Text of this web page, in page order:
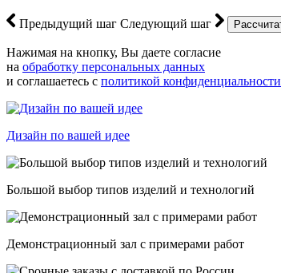
Предыдущий шаг Следующий шаг
Нажимая на кнопку, Вы даете согласие
на обработку персональных данных
и соглашаетесь с политикой конфиденциальности
Дизайн по вашей идее
Большой выбор типов изделий и технологий
Демонстрационный зал с примерами работ